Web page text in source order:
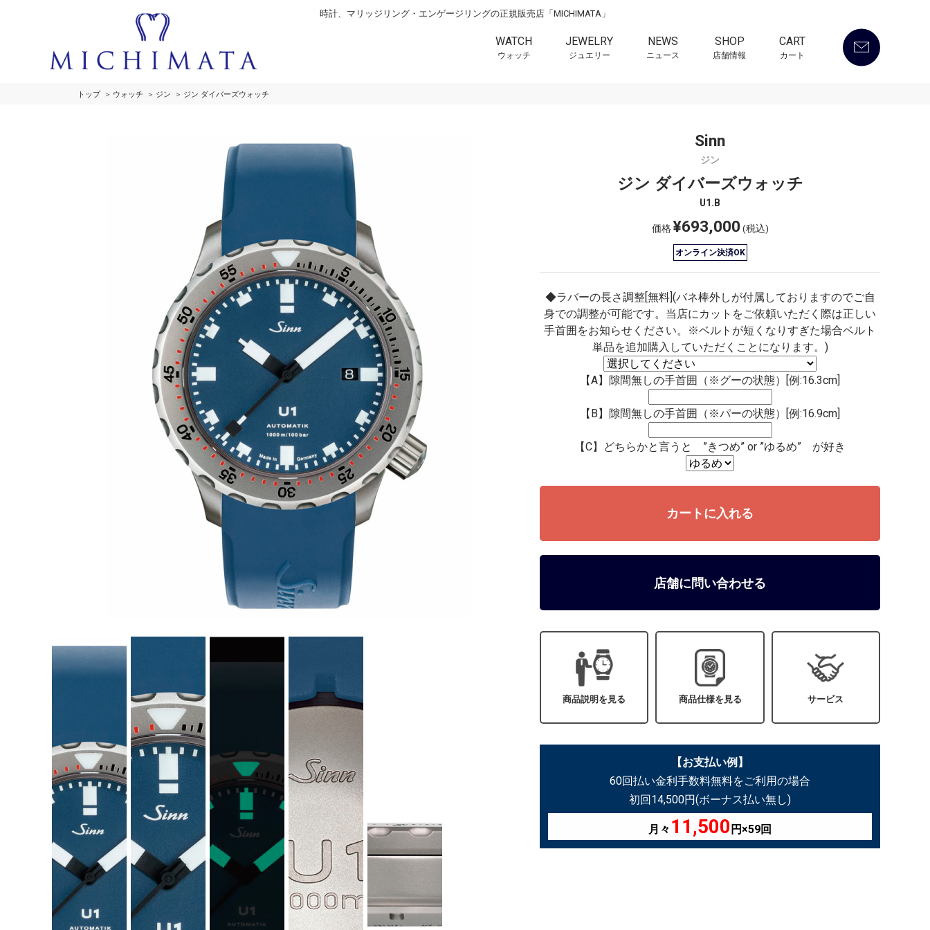
時計、マリッジリング・エンゲージリングの正規販売店「MICHIMATA」
WATCH
ウォッチ
JEWELRY
ジュエリー
NEWS
ニュース
SHOP
店舗情報
CART
カート
トップ ウォッチ ジン ジン ダイバーズウォッチ
Sinn
ジン
ジン ダイバーズウォッチ
U1.B
価格¥693,000 (税込)
オンライン決済OK
◆ラバーの長さ調整[無料](バネ棒外しが付属しておりますのでご自
身での調整が可能です。当店にカットをご依頼いただく際は正しい
手首囲をお知らせください。※ベルトが短くなりすぎた場合ベルト
単品を追加購入していただくことになります。)
【A】隙間無しの手首囲（※グーの状態）[例:16.3cm]
【B】隙間無しの手首囲（※パーの状態）[例:16.9cm]
【C】どちらかと言うと ”きつめ” or ”ゆるめ” が好き
店舗に問い合わせる
商品説明を見る 商品仕様を見る サービス
【お支払い例】
60回払い金利手数料無料をご利用の場合
初回14,500円(ボーナス払い無し)
月々 11,500 円×59回